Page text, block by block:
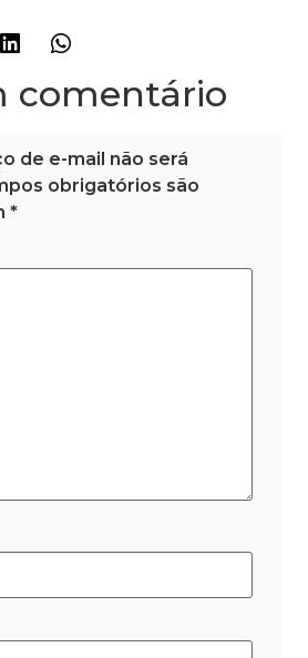
comentário
de e-mail não será
obrigatórios são
*